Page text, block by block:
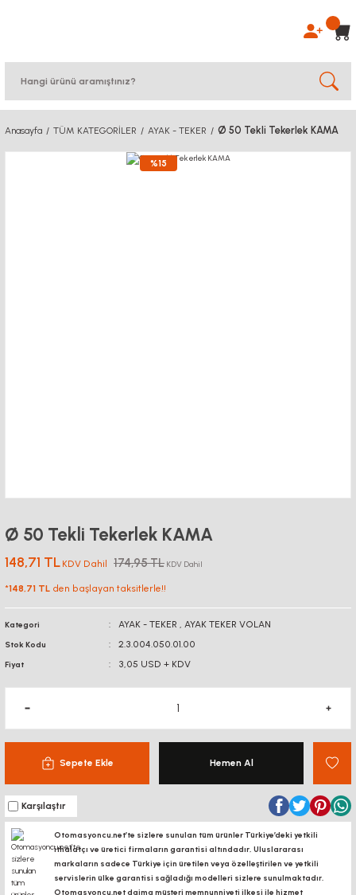
Anasayfa TÜM KATEGORİLER AYAK - TEKER Ø 50 Tekli Tekerlek KAMA
%15
Ø 50 Tekli Tekerlek KAMA
148,71 TL KDV Dahil 174,95 TL KDV Dahil
*148,71 TL den başlayan taksitlerle!!
Kategori AYAK - TEKER , AYAK TEKER VOLAN
Stok Kodu 2.3.004.050.01.00
Fiyat 3,05 USD + KDV
Sepete Ekle Hemen Al
Karşılaştır
Otomasyoncu.net’te sizlere sunulan tüm ürünler Türkiye’deki yetkili
ithalatçı ve üretici firmaların garantisi altındadır, Uluslararası
markaların sadece Türkiye için üretilen veya özelleştirilen ve yetkili
servislerin ülke garantisi sağladığı modelleri sizlere sunulmaktadır.
Otomasyoncu.net daima müşteri memnunniyeti ilkesi ile hizmet